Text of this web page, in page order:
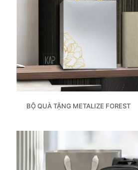
BỘ QUÀ TẶNG METALIZE FOREST